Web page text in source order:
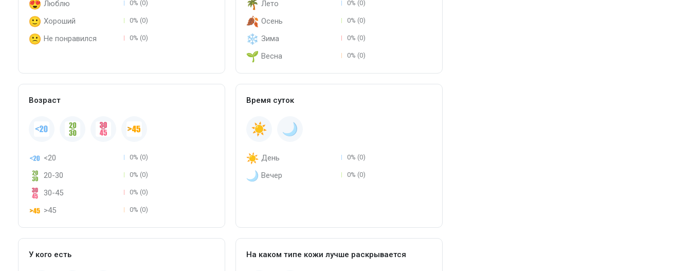
Люблю 0% (0)
Хороший 0% (0)
Не понравился 0% (0)
Лето 0% (0)
Осень 0% (0)
Зима 0% (0)
Весна 0% (0)
Возраст
<20 0% (0)
20-30 0% (0)
30-45 0% (0)
>45 0% (0)
Время суток
День 0% (0)
Вечер 0% (0)
У кого есть На каком типе кожи лучше раскрывается